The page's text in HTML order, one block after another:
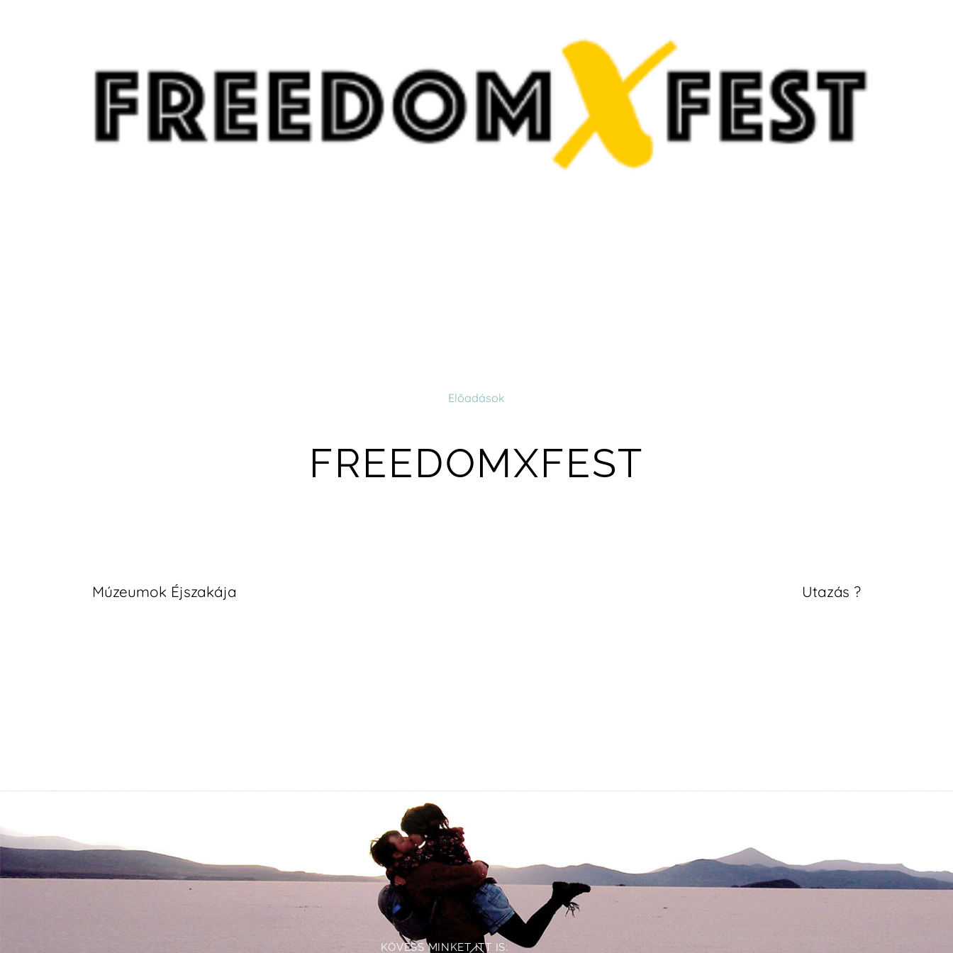
Előadások
FREEDOMXFEST
Múzeumok Éjszakája Utazás ?
Back
KÖVESS MINKET ITT IS: